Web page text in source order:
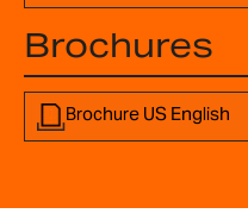
Brochures
Brochure US English